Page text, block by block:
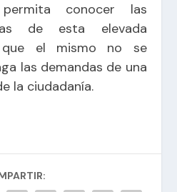
conocer las
de esta elevada
que el mismo no se
las demandas de una
la ciudadanía.